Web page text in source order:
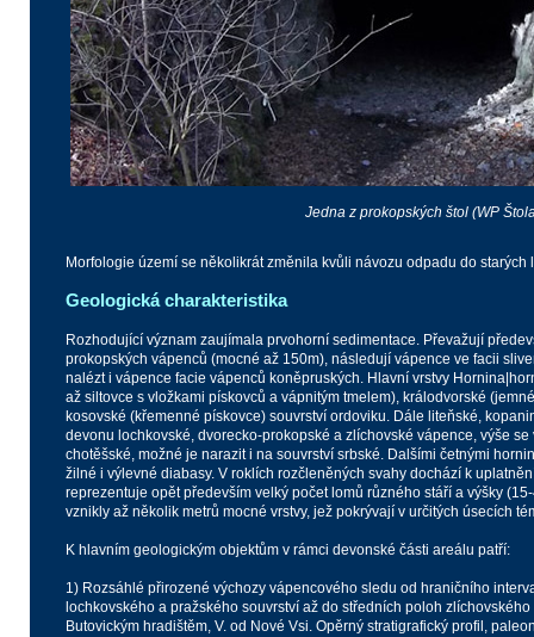
Jedna z prokopských štol (WP
Morfologie území se několikrát změnila kvůli návozu odpadu do starých
Geologická charakteristika
Rozhodující význam zaujímala prvohorní sedimentace. Převažují
prokopských vápenců (mocné až 150m), následují vápence ve facii
nalézt i vápence facie vápenců koněpruských. Hlavní vrstvy
až siltovce s vložkami pískovců a vápnitým tmelem), králodvorské
kosovské (křemenné pískovce) souvrství ordoviku. Dále liteňské,
devonu lochkovské, dvorecko-prokopské a zlíchovské vápence, výše
chotěšské, možné je narazit i na souvrství srbské. Dalšími četnými
žilné i výlevné diabasy. V roklích rozčleněných svahy dochází k
reprezentuje opět především velký počet lomů různého stáří a výšky
vznikly až několik metrů mocné vrstvy, jež pokrývají v určitých úsecích
K hlavním geologickým objektům v rámci devonské části areálu patří:
1) Rozsáhlé přirozené výchozy vápencového sledu od hraničního
lochkovského a pražského souvrství až do středních poloh
Butovickým hradištěm, V. od Nové Vsi. Opěrný stratigrafický profil,